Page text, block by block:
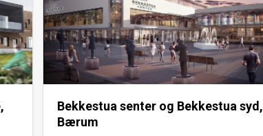
Bekkestua senter og Bekkestua syd,
Bærum